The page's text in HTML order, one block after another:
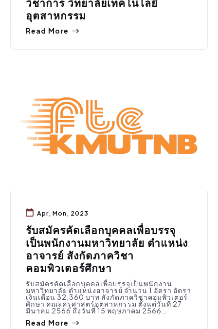
วิชาการ วิทยาลัยเทคโนโลยี
อุตสาหกรรม
Read More
Apr, Mon, 2023
รับสมัครคัดเลือกบุคคลเพื่อบรรจุ
เป็นพนักงานมหาวิทยาลัย ตำแหน่ง
อาจารย์ สังกัดภาควิชา
คอมพิวเตอร์ศึกษา
รับสมัครคัดเลือกบุคคลเพื่อบรรจุเป็นพนักงาน
มหาวิทยาลัย ตำแหน่งอาจารย์ จำนวน 1 อัตรา อัตรา
เงินเดือน 32,360 บาท สังกัดภาควิชาคอมพิวเตอร์
ศึกษา คณะครุศาสตร์อุตสาหกรรม ตั้งแต่วันที่ 27
มีนาคม 2566 ถึงวันที่ 15 พฤษภาคม 2566…
Read More